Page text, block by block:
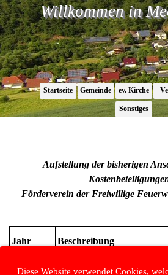
Diese Website verwendet Cookies,
Direkt zum Seiteninhalt
Willkommen in
Menü
Startseite Gemeinde ▼
ev. Kirche
Sonstiges
Aufstellung der bisherigen
Förderverein der Freiwillige
Jahr Beschreibung
2010 Zelt 8 x 4 m